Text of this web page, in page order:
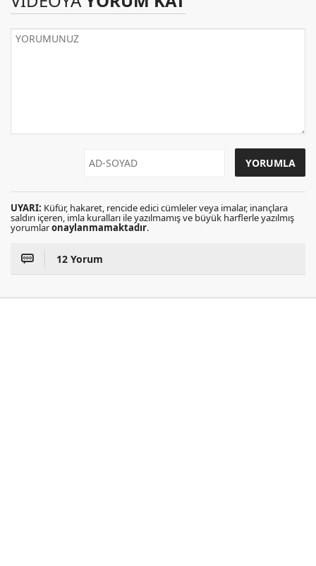
UYARI: Küfür, hakaret, rencide edici cümleler veya imalar, inançlara
saldırı içeren, imla kuralları ile yazılmamış ve büyük harflerle yazılmış
yorumlaronaylanmamaktadır.
12 Yorum